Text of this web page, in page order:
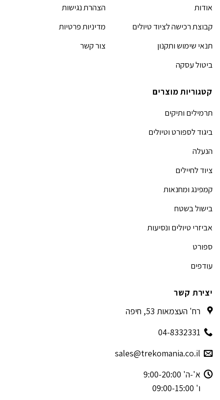
אודות
קבוצת רכישה לציוד טיולים
תנאי שימוש ותקנון
ביטול עסקה
הצהרת נגישות
מדיניות פרטיות
צור קשר
קטגוריות מוצרים
תרמילים ותיקים
ביגוד לספורט וטיולים
הנעלה
ציוד לחיילים
קמפינג ומחנאות
בישול בשטח
אביזרי טיולים ונסיעות
ספורט
עודפים
יצירת קשר
רח' העצמאות 53, חיפה
04-8332331
sales@trekomania.co.il
א'-ה' 9:00-20:00
ו' 09:00-15:00